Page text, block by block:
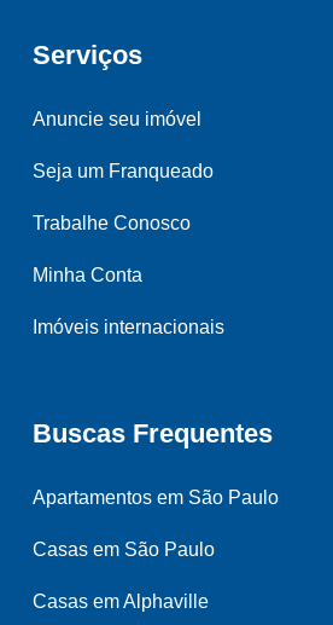
Serviços
Anuncie seu imóvel
Seja um Franqueado
Trabalhe Conosco
Minha Conta
Imóveis internacionais
Buscas Frequentes
Apartamentos em São Paulo
Casas em São Paulo
Casas em Alphaville